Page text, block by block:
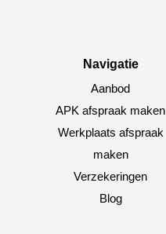
Navigatie
Aanbod
APK afspraak maken
Werkplaats afspraak
maken
Verzekeringen
Blog